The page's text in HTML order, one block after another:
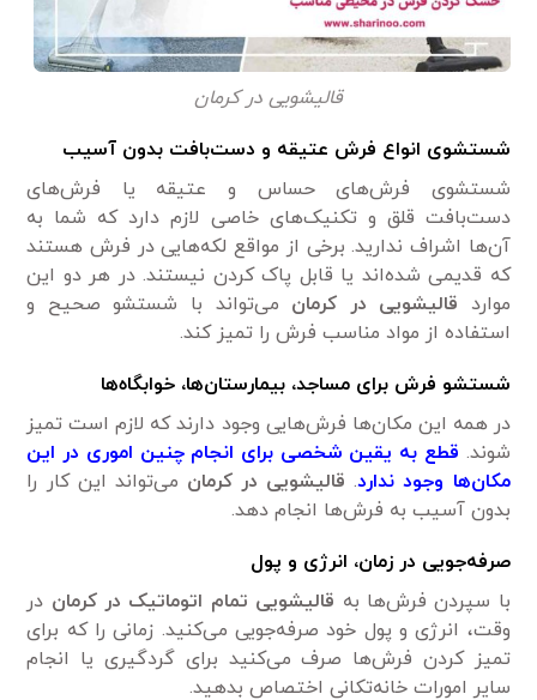
قالیشویی در کرمان
شستشوی انواع فرش عتیقه و دست‌بافت بدون آسیب
شستشوی فرش‌های حساس و عتیقه یا فرش‌های
دست‌بافت قلق و تکنیک‌های خاصی لازم دارد که شما به
آن‌ها اشراف ندارید. برخی از مواقع لکه‌هایی در فرش هستند
که قدیمی شده‌اند یا قابل پاک کردن نیستند. در هر دو این
موارد قالیشویی در کرمان می‌تواند با شستشو صحیح و
استفاده از مواد مناسب فرش را تمیز کند.
شستشو فرش برای مساجد، بیمارستان‌ها، خوابگاه‌ها
در همه این مکان‌ها فرش‌هایی وجود دارند که لازم است تمیز
شوند. قطع به یقین شخصی برای انجام چنین اموری در این
مکان‌ها وجود ندارد. قالیشویی در کرمان می‌تواند این کار را
بدون آسیب به فرش‌ها انجام دهد.
صرفه‌جویی در زمان، انرژی و پول
با سپردن فرش‌ها به قالیشویی تمام اتوماتیک در کرمان در
وقت، انرژی و پول خود صرفه‌جویی می‌کنید. زمانی را که برای
تمیز کردن فرش‌ها صرف می‌کنید برای گردگیری یا انجام
سایر امورات خانه‌تکانی اختصاص بدهید.